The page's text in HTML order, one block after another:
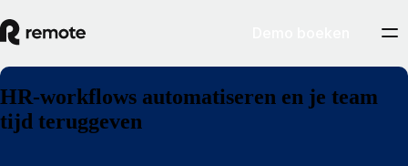
HR-workflows automatiseren en je team
tijd teruggeven